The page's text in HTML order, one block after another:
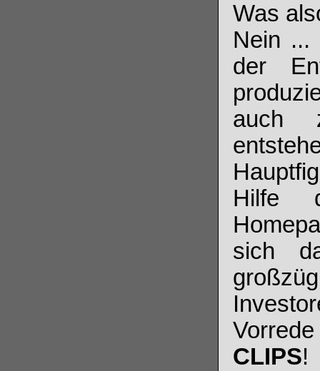
Was
Nein ...
der
auch
Hilfe
sich
CLIPS!